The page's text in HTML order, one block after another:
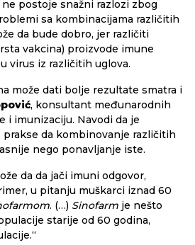
postoje snažni razlozi zbog
sa kombinacijama različitih
da bude dobro, jer različiti
vakcina) proizvode imune
virus iz različitih uglova.
može dati bolje rezultate smatra i
, konsultant međunarodnih
i imunizaciju. Navodi da je
da kombinovanje različitih
nego ponavljanje iste.
da da jači imuni odgovor,
u pitanju muškarci iznad 60
. (…) Sinofarm je nešto
starije od 60 godina,